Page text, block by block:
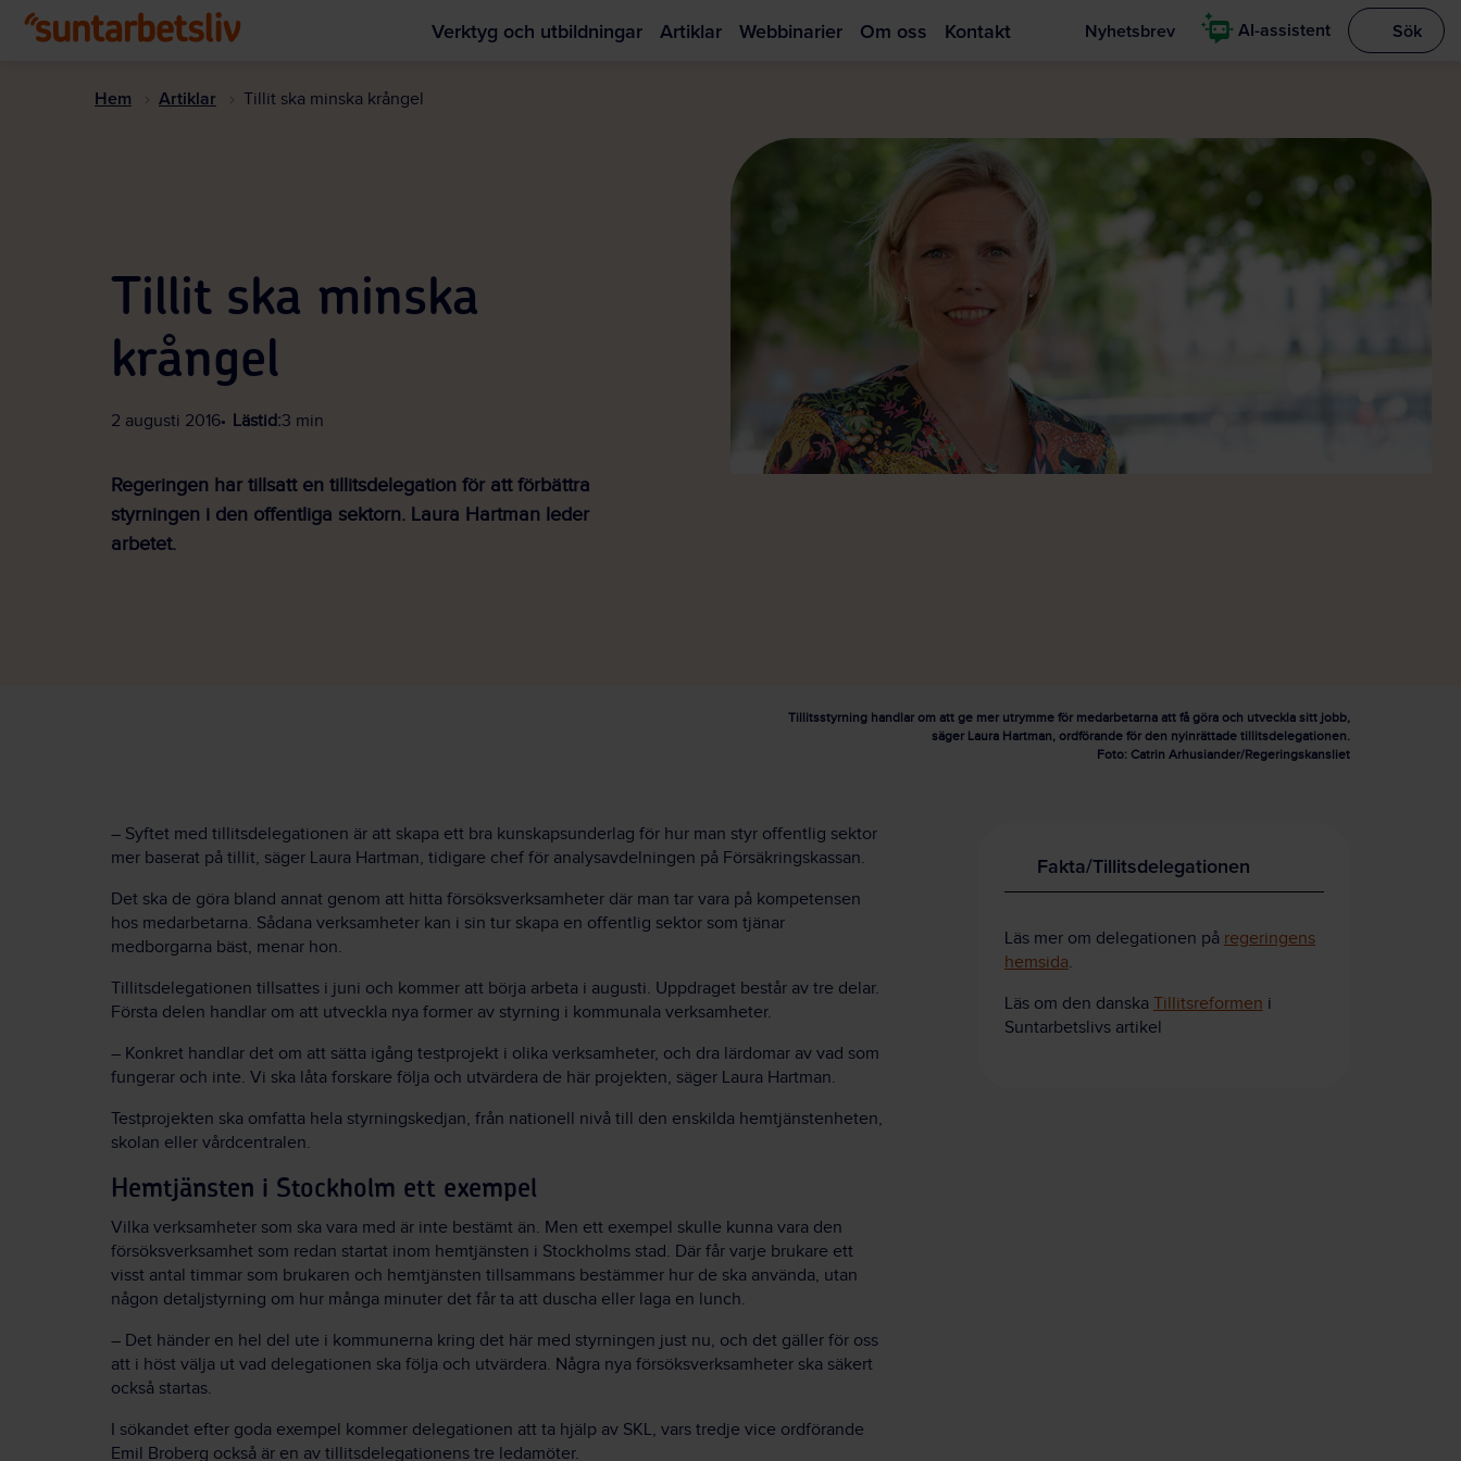
Verktyg och utbildningar Artiklar Webbinarier Om oss Kontakt Nyhetsbrev AI-assistent Visa
Sök
Hem Artiklar Tillit ska minska krångel
Tillit ska minska
krångel
2 augusti 2016 Lästid:3 min
Regeringen har tillsatt en tillitsdelegation för att förbättra
styrningen i den offentliga sektorn. Laura Hartman leder
arbetet.
Tillitsstyrning handlar om att ge mer utrymme för medarbetarna att få göra och utveckla sitt jobb,
säger Laura Hartman, ordförande för den nyinrättade tillitsdelegationen.
Foto: Catrin Arhusiander/Regeringskansliet
– Syftet med tillitsdelegationen är att skapa ett bra kunskapsunderlag för hur man styr offentlig sektor
mer baserat på tillit, säger Laura Hartman, tidigare chef för analysavdelningen på Försäkringskassan.
Det ska de göra bland annat genom att hitta försöksverksamheter där man tar vara på kompetensen
hos medarbetarna. Sådana verksamheter kan i sin tur skapa en offentlig sektor som tjänar
medborgarna bäst, menar hon.
Tillitsdelegationen tillsattes i juni och kommer att börja arbeta i augusti. Uppdraget består av tre delar.
Första delen handlar om att utveckla nya former av styrning i kommunala verksamheter.
– Konkret handlar det om att sätta igång testprojekt i olika verksamheter, och dra lärdomar av vad som
fungerar och inte. Vi ska låta forskare följa och utvärdera de här projekten, säger Laura Hartman.
Testprojekten ska omfatta hela styrningskedjan, från nationell nivå till den enskilda hemtjänstenheten,
skolan eller vårdcentralen.
Hemtjänsten i Stockholm ett exempel
Vilka verksamheter som ska vara med är inte bestämt än. Men ett exempel skulle kunna vara den
försöksverksamhet som redan startat inom hemtjänsten i Stockholms stad. Där får varje brukare ett
visst antal timmar som brukaren och hemtjänsten tillsammans bestämmer hur de ska använda, utan
någon detaljstyrning om hur många minuter det får ta att duscha eller laga en lunch.
– Det händer en hel del ute i kommunerna kring det här med styrningen just nu, och det gäller för oss
att i höst välja ut vad delegationen ska följa och utvärdera. Några nya försöksverksamheter ska säkert
också startas.
I sökandet efter goda exempel kommer delegationen att ta hjälp av SKL, vars tredje vice ordförande
Emil Broberg också är en av tillitsdelegationens tre ledamöter.
Fakta/Tillitsdelegationen
Läs mer om delegationen på regeringens
hemsida.
Läs om den danska Tillitsreformen i
Suntarbetslivs artikel